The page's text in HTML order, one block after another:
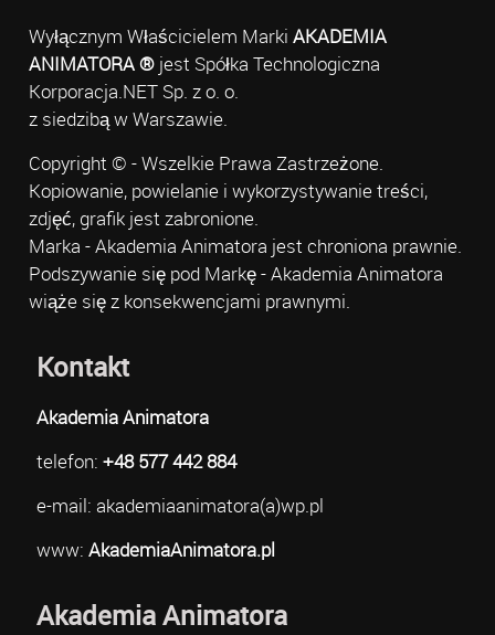
Wyłącznym Właścicielem Marki AKADEMIA
ANIMATORA ®jest Spółka Technologiczna
Korporacja.NET Sp. z o. o.
z siedzibą w Warszawie.
Copyright © - Wszelkie Prawa Zastrzeżone.
Kopiowanie, powielanie i wykorzystywanie treści,
zdjęć, grafik jest zabronione.
Marka - Akademia Animatora jest chroniona prawnie.
Podszywanie się pod Markę - Akademia Animatora
wiąże się z konsekwencjami prawnymi.
Kontakt
Akademia Animatora
telefon: +48 577 442 884
e-mail: akademiaanimatora(a)wp.pl
www: AkademiaAnimatora.pl
Akademia Animatora